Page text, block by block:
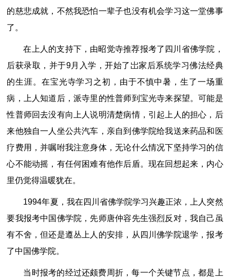
的慈悲成就，不然我恐怕一辈子也没有机会学习这一堂佛事
了。
在上人的支持下，由昭觉寺推荐报考了四川省佛学院，
后获录取，并于9月入学，开始了岀家后系统学习佛法经典
的生涯。在宝光寺学习之初，由于不慎中暑，生了一场重
病，上人知道后，派寺里的性普师到宝光寺来探望。可能是
性普师回去没有向上人说明清楚病情，引起上人的担心，后
来他独自一人坐公共汽车，亲自到佛学院给我送来药品和医
疗费用，并嘱咐我注意身体，无论什么情况下坚持学习的信
心不能动摇，有任何困难有他作后盾。现在回想起来，内心
里仍觉得温暖犹在。
1994年夏，我在四川省佛学院学习兴趣正浓，上人突然
要我报考中国佛学院，先师唐仲容先生强烈反对，我自己虽
有不舍，但还是遵丛上人的安排，从四川佛学院退学，报考
了中国佛学院。
当时报考的经过还颇费周折，每一个关键节点，都是上